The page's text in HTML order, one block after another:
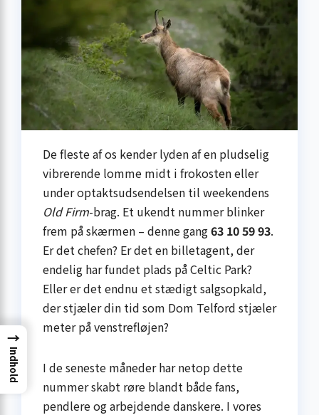
De fleste af os kender lyden af en pludselig
vibrerende lomme midt i frokosten eller
under optaktsudsendelsen til weekendens
Old Firm-brag. Et ukendt nummer blinker
frem på skærmen – denne gang63 10 59 93.
Er det chefen? Er det en billetagent, der
endelig har fundet plads på Celtic Park?
Eller er det endnu et stædigt salgsopkald,
der stjæler din tid som Dom Telford stjæler
meter på venstrefløjen?
I de seneste måneder har netop dette
nummer skabt røre blandt både fans,
pendlere og arbejdende danskere. I vores
→
Indhold